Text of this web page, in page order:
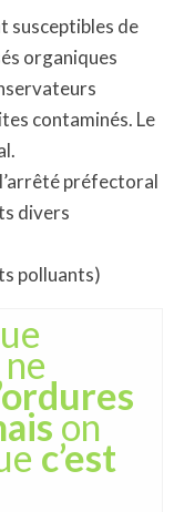
susceptibles de
organiques
contaminés. Le
préfectoral
divers
polluants)
on
c’est